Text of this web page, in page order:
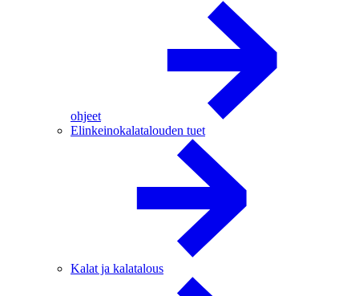
ohjeet
Elinkeinokalatalouden tuet
Kalat ja kalatalous